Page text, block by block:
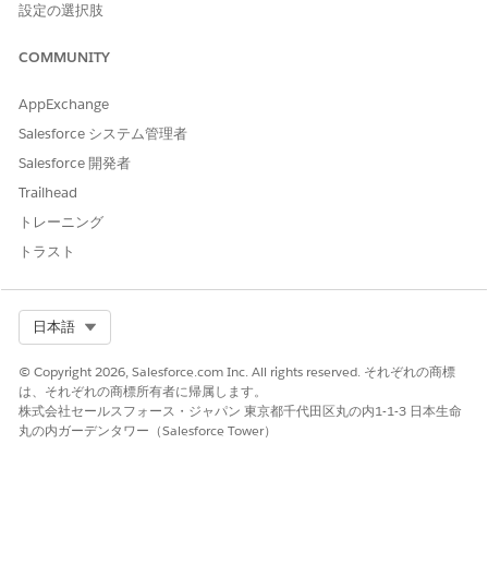
設定の選択肢
COMMUNITY
AppExchange
Salesforce システム管理者
Salesforce 開発者
Trailhead
トレーニング
トラスト
日本語
© Copyright 2026, Salesforce.com Inc. All rights reserved. それぞれの商標
は、それぞれの商標所有者に帰属します。
株式会社セールスフォース・ジャパン 東京都千代田区丸の内1-1-3 日本生命
丸の内ガーデンタワー（Salesforce Tower）